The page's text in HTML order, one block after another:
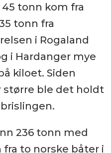
tonn kom fra
tonn fra
i Rogaland
i Hardanger mye
kiloet. Siden
større ble det holdt
236 tonn med
fra to norske båter i